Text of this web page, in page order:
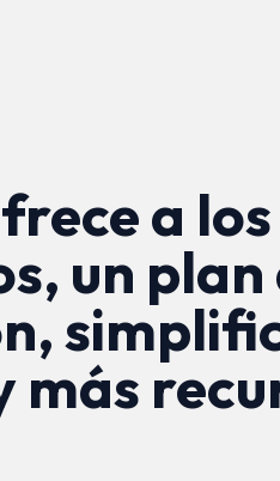
a
un plan
más